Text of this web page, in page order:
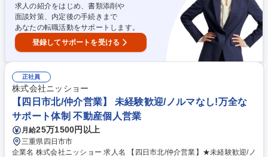
載もされるデザイン性の高さが武器になります。 募集職種 第二新卒・営
業未経験歓迎◎【大分エリア/営業】ガレージ提案/ノルマ無
求人の紹介をはじめ、書類添削や
面談対策、内定後の手続きまで
あなたの転職活動をサポートします。
登録してサポートを受ける
正社員
株式会社ニッショー
【四日市北/仲介営業】 未経験歓迎/ノルマなし!万全な
サポート体制 不動産個人営業
月給25万1500円以上
三重県四日市市
企業名 株式会社ニッショー 求人名 【四日市北/仲介営業】★未経験歓迎/ノ